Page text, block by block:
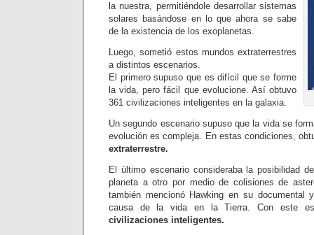
la nuestra, permitiéndole desarrollar sistemas
solares basándose en lo que ahora se sabe
de la existencia de los exoplanetas.
Luego, sometió estos mundos extraterrestres
a distintos escenarios.
El primero supuso que es difícil que se forme
la vida, pero fácil que evolucione. Así obtuvo
361 civilizaciones inteligentes en la galaxia.
Un segundo escenario supuso que la vida se
evolución es compleja. En estas condiciones,
extraterrestre.
El último escenario consideraba la posibilidad
planeta a otro por medio de colisiones de
también mencionó Hawking en su documental
causa de la vida en la Tierra. Con este
civilizaciones inteligentes.